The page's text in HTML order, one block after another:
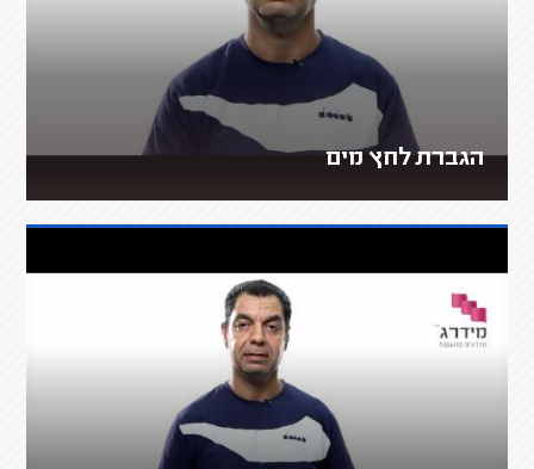
הגברת לחץ מים